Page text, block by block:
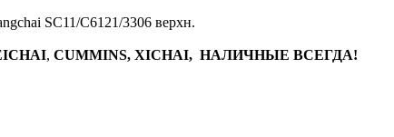
SC11/C6121/3306 верхн.
, CUMMINS, XICHAI, НАЛИЧНЫЕ ВСЕГДА!